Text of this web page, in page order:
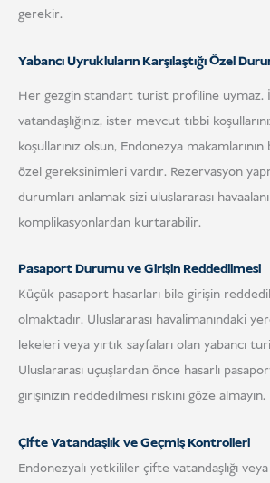
gerekir.
Yabancı Uyrukluların Karşılaştığı Özel
Her gezgin standart turist profiline
vatandaşlığınız, ister mevcut tıbbi
koşullarınız olsun, Endonezya
özel gereksinimleri vardır. Rezervasyon
durumları anlamak sizi uluslararası
komplikasyonlardan kurtarabilir.
Pasaport Durumu ve Girişin Reddedilmesi
Küçük pasaport hasarları bile girişin
olmaktadır. Uluslararası havalimanındaki
lekeleri veya yırtık sayfaları olan yabancı
Uluslararası uçuşlardan önce hasarlı
girişinizin reddedilmesi riskini göze almayın.
Çifte Vatandaşlık ve Geçmiş Kontrolleri
Endonezyalı yetkililer çifte vatandaşlığı veya